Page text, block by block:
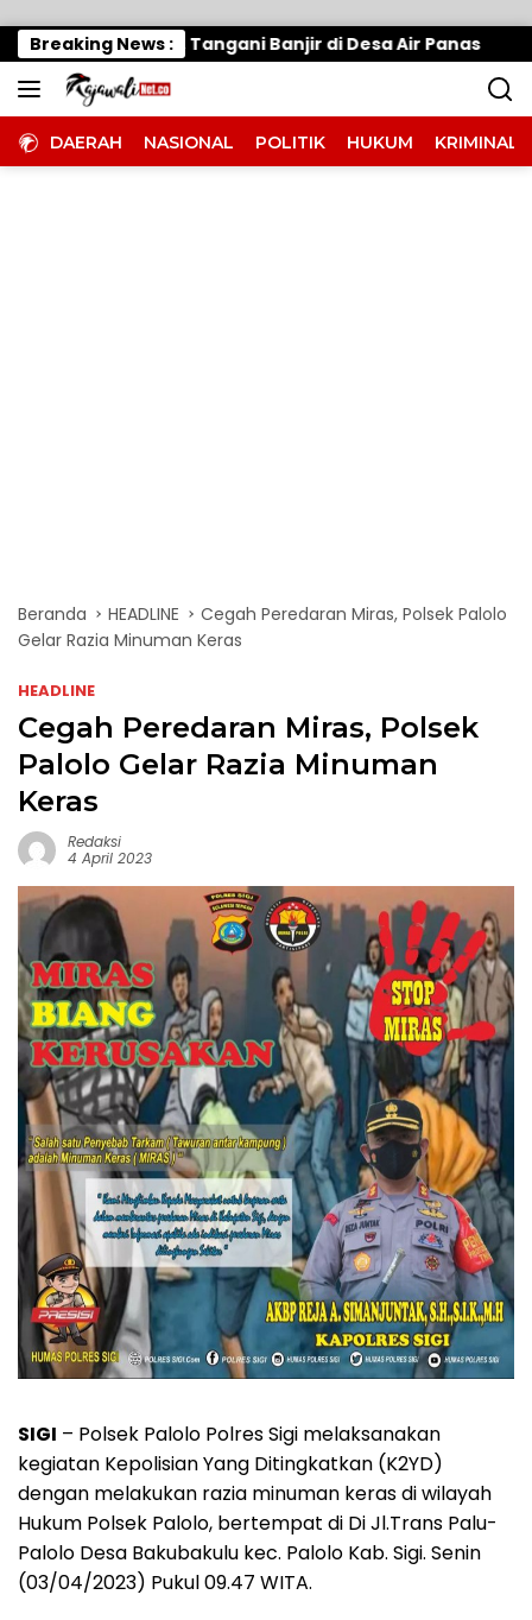
Breaking News :
Gerak Cepat, Tangani Banjir di Desa Air Panas
DAERAH NASIONAL POLITIK HUKUM KRIMINAL
Beranda HEADLINE
Cegah Peredaran Miras, Polsek Palolo
Gelar Razia Minuman Keras
HEADLINE
Cegah Peredaran Miras, Polsek
Palolo Gelar Razia Minuman
Keras
Redaksi
4 April 2023
SIGI – Polsek Palolo Polres Sigi melaksanakan
kegiatan Kepolisian Yang Ditingkatkan (K2YD)
dengan melakukan razia minuman keras di wilayah
Hukum Polsek Palolo, bertempat di Di Jl.Trans Palu-
Palolo Desa Bakubakulu kec. Palolo Kab. Sigi. Senin
(03/04/2023) Pukul 09.47 WITA.